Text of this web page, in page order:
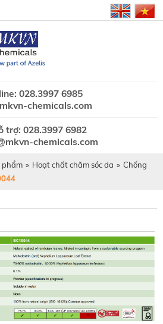
028.3997 6985
chemicals.com
trợ: 028.3997 6982
chemicals.com
phẩm » Hoạt chất chăm sóc da » Chống